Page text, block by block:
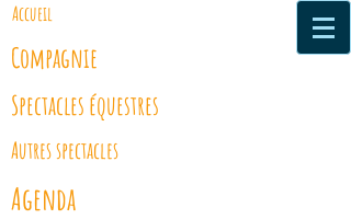
Accueil
Compagnie
Spectacles équestres
Autres spectacles
Agenda